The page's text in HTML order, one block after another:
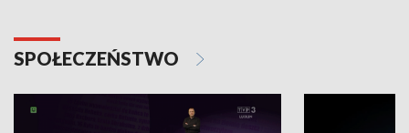
SPOŁECZEŃSTWO